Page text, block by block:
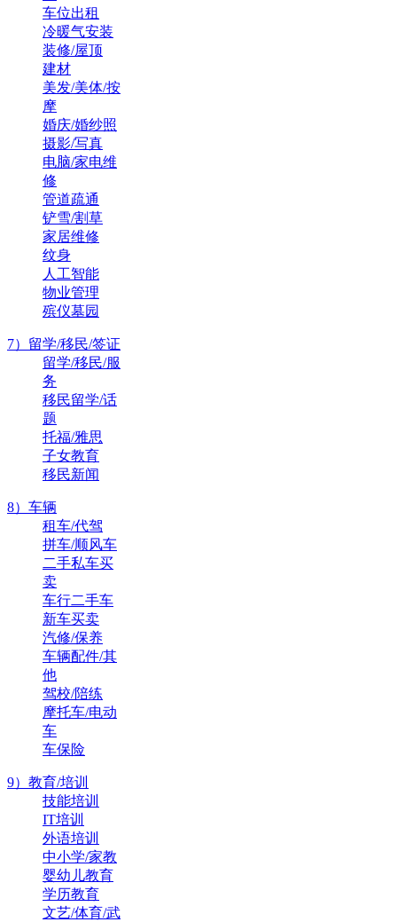
车位出租
冷暖气安装
装修/屋顶
建材
美发/美体/按
摩
婚庆/婚纱照
摄影/写真
电脑/家电维
修
管道疏通
铲雪/割草
家居维修
纹身
人工智能
物业管理
殡仪墓园
7）留学/移民/签证
留学/移民/服
务
移民留学/话
题
托福/雅思
子女教育
移民新闻
8）车辆
租车/代驾
拼车/顺风车
二手私车买
卖
车行二手车
新车买卖
汽修/保养
车辆配件/其
他
驾校/陪练
摩托车/电动
车
车保险
9）教育/培训
技能培训
IT培训
外语培训
中小学/家教
婴幼儿教育
学历教育
文艺/体育/武